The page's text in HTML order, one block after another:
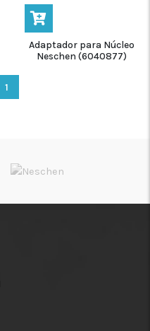
Adaptador para Núcleo
Neschen (6040877)
1